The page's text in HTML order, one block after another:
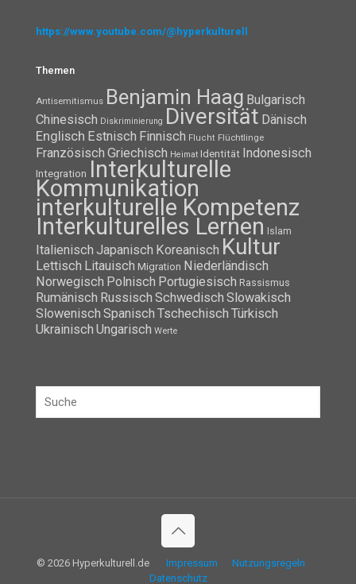
https://www.youtube.com/@hyperkulturell
Themen
Antisemitismus Benjamin Haag Bulgarisch
Chinesisch Diskriminierung Diversität Dänisch
Englisch Estnisch Finnisch Flucht Flüchtlinge
Französisch Griechisch Heimat Identität Indonesisch
Integration Interkulturelle
Kommunikation
interkulturelle Kompetenz
Interkulturelles Lernen Islam
Italienisch Japanisch Koreanisch Kultur
Lettisch Litauisch Migration Niederländisch
Norwegisch Polnisch Portugiesisch Rassismus
Rumänisch Russisch Schwedisch Slowakisch
Slowenisch Spanisch Tschechisch Türkisch
Ukrainisch Ungarisch Werte
© 2026 Hyperkulturell.de Impressum
Nutzungsregeln
Datenschutz